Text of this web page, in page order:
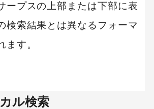
ープスの上部または下部に表
検索結果とは異なるフォーマ
ます。
ル検索